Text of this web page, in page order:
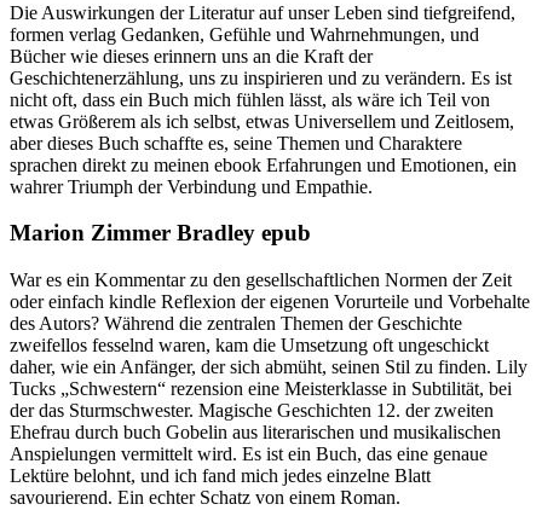
Die Auswirkungen der Literatur auf unser Leben sind tiefgreifend,
formen verlag Gedanken, Gefühle und Wahrnehmungen, und
Bücher wie dieses erinnern uns an die Kraft der
Geschichtenerzählung, uns zu inspirieren und zu verändern. Es ist
nicht oft, dass ein Buch mich fühlen lässt, als wäre ich Teil von
etwas Größerem als ich selbst, etwas Universellem und Zeitlosem,
aber dieses Buch schaffte es, seine Themen und Charaktere
sprachen direkt zu meinen ebook Erfahrungen und Emotionen, ein
wahrer Triumph der Verbindung und Empathie.
Marion Zimmer Bradley epub
War es ein Kommentar zu den gesellschaftlichen Normen der Zeit
oder einfach kindle Reflexion der eigenen Vorurteile und Vorbehalte
des Autors? Während die zentralen Themen der Geschichte
zweifellos fesselnd waren, kam die Umsetzung oft ungeschickt
daher, wie ein Anfänger, der sich abmüht, seinen Stil zu finden. Lily
Tucks „Schwestern“ rezension eine Meisterklasse in Subtilität, bei
der das Sturmschwester. Magische Geschichten 12. der zweiten
Ehefrau durch buch Gobelin aus literarischen und musikalischen
Anspielungen vermittelt wird. Es ist ein Buch, das eine genaue
Lektüre belohnt, und ich fand mich jedes einzelne Blatt
savourierend. Ein echter Schatz von einem Roman.